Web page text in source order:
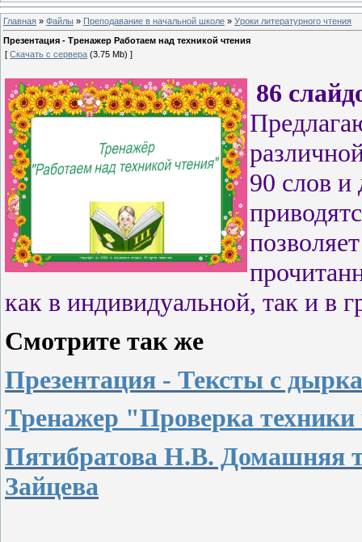
Главная » Файлы » Преподавание в начальной школе » Уроки литературного чтения
Презентация - Тренажер Работаем над техникой чтения
[ Скачать с сервера (3.75 Mb) ]
86
90 слов и
как в индивидуальной, так и в
Смотрите так же
Презентация - Тексты с
Тренажер "Проверка
Пятибратова Н.В. Домашняя
Зайцева